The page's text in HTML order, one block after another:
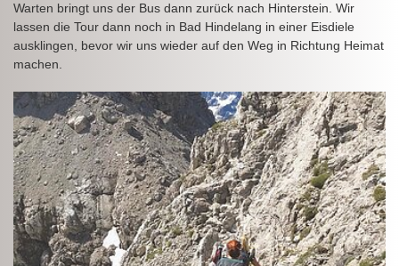
Warten bringt uns der Bus dann zurück nach Hinterstein. Wir
lassen die Tour dann noch in Bad Hindelang in einer Eisdiele
ausklingen, bevor wir uns wieder auf den Weg in Richtung Heimat
machen.